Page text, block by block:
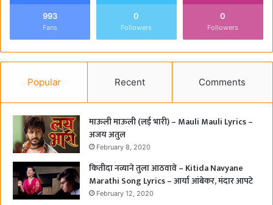
993
Fans
0
Followers
0
Followers
Popular Recent Comments
माऊली माऊली (लई भारी) – Mauli Mauli Lyrics –
अजय अतुल
February 8, 2020
कितीदा नव्याने तुला आठवावे – Kitida Navyane
Marathi Song Lyrics – आर्या आंबेकर, मंदार आपटे
February 12, 2020